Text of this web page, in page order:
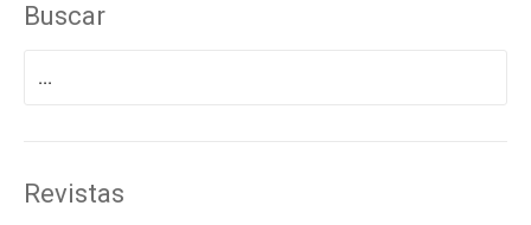
Buscar
Revistas